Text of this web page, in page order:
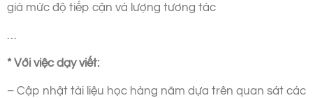
giá mức độ tiếp cận và lượng tương tác
…
* Với việc dạy viết:
– Cập nhật tài liệu học hàng năm dựa trên quan sát các